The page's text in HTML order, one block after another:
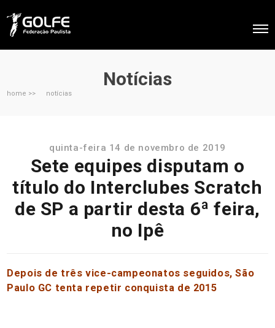
Notícias
home >> notícias
quinta-feira 14 de novembro de 2019
Sete equipes disputam o
título do Interclubes Scratch
de SP a partir desta 6ª feira,
no Ipê
Depois de três vice-campeonatos seguidos, São
Paulo GC tenta repetir conquista de 2015